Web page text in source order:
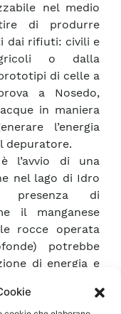
nel medio
di produrre
dai rifiuti: civili e
o dalla
di celle a
a Nosedo,
in maniera
l’energia
depuratore.
l’avvio di una
nel lago di Idro
presenza di
il manganese
rocce operata
potrebbe
di energia e
fenomeni di
una enorme